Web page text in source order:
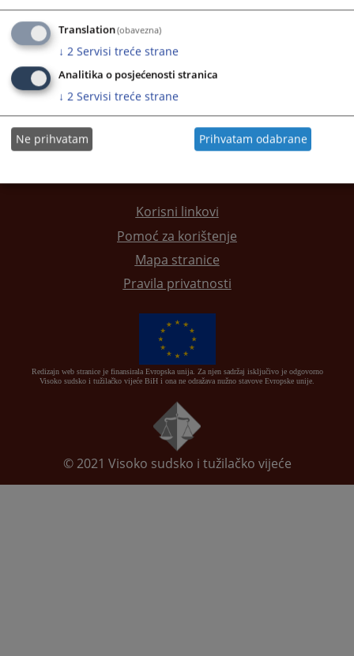
Kontakt suda
Adresar pravosudnih institucija
Korisni linkovi
Pomoć za korištenje
Mapa stranice
Pravila privatnosti
Redizajn web stranice je finansirala Evropska unija. Za njen sadržaj isključivo je odgovorno
Visoko sudsko i tužilačko vijeće BiH i ona ne odražava nužno stavove Evropske unije.
© 2021 Visoko sudsko i tužilačko vijeće
Translation(obavezna)
↓ 2 Servisi treće strane
Analitika o posjećenosti stranica
↓ 2 Servisi treće strane
Ne prihvatam Prihvatam odabrane